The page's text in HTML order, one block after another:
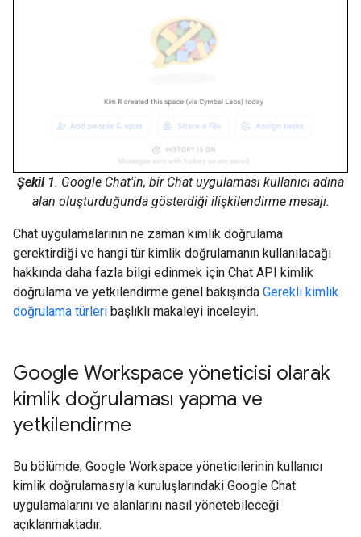
Şekil 1. Google Chat'in, bir Chat uygulaması kullanıcı adına
alan oluşturduğunda gösterdiği ilişkilendirme mesajı.
Chat uygulamalarının ne zaman kimlik doğrulama
gerektirdiği ve hangi tür kimlik doğrulamanın kullanılacağı
hakkında daha fazla bilgi edinmek için Chat API kimlik
doğrulama ve yetkilendirme genel bakışında Gerekli kimlik
doğrulama türleri başlıklı makaleyi inceleyin.
Google Workspace yöneticisi olarak
kimlik doğrulaması yapma ve
yetkilendirme
Bu bölümde, Google Workspace yöneticilerinin kullanıcı
kimlik doğrulamasıyla kuruluşlarındaki Google Chat
uygulamalarını ve alanlarını nasıl yönetebileceği
açıklanmaktadır.